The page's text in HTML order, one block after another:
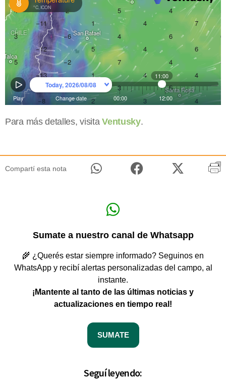
Para más detalles, visitaVentusky.
Compartí esta nota
Sumate a nuestro canal de Whatsapp
🌾 ¿Querés estar siempre informado? Seguinos en
WhatsApp y recibí alertas personalizadas del campo, al
instante.
¡Mantente al tanto de las últimas noticias y
actualizaciones en tiempo real!
SUMATE
Seguí leyendo: